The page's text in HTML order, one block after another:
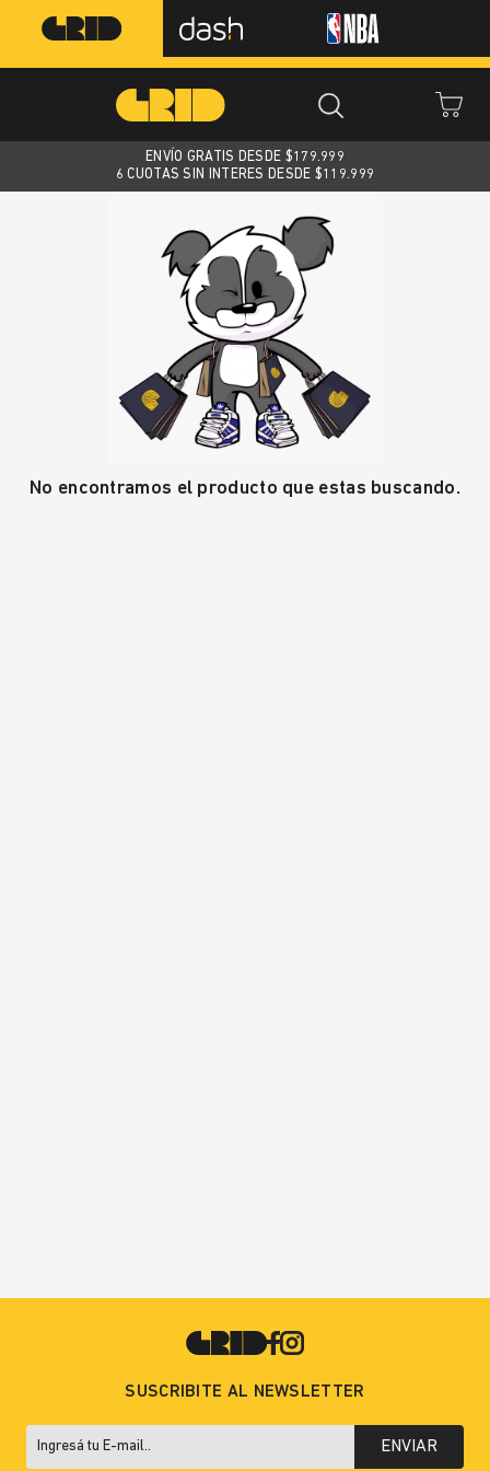
ENVÍO GRATIS DESDE $179.999
6 CUOTAS SIN INTERES DESDE $119.999
No encontramos el producto que estas buscando.
SUSCRIBITE AL NEWSLETTER
ENVIAR